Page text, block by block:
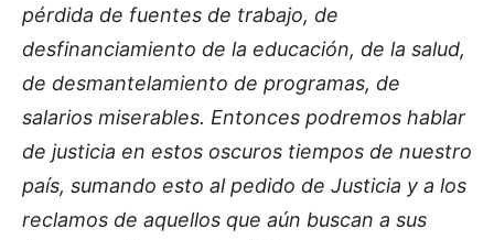
pérdida de fuentes de trabajo, de
desfinanciamiento de la educación, de la salud,
de desmantelamiento de programas, de
salarios miserables. Entonces podremos hablar
de justicia en estos oscuros tiempos de nuestro
país, sumando esto al pedido de Justicia y a los
reclamos de aquellos que aún buscan a sus